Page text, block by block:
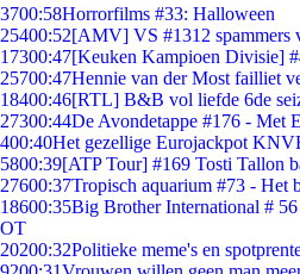
3700:58Horrorfilms #33: Halloween
25400:52[AMV] VS #1312 spammers
17300:47[Keuken Kampioen Divisie]
25700:47Hennie van der Most failliet
18400:46[RTL] B&B vol liefde 6de
27300:44De Avondetappe #176 - Met
400:40Het gezellige Eurojackpot
5800:39[ATP Tour] #169 Tosti Tallon
27600:37Tropisch aquarium #73 - Het
18600:35Big Brother International #
OT
20200:32Politieke meme's en